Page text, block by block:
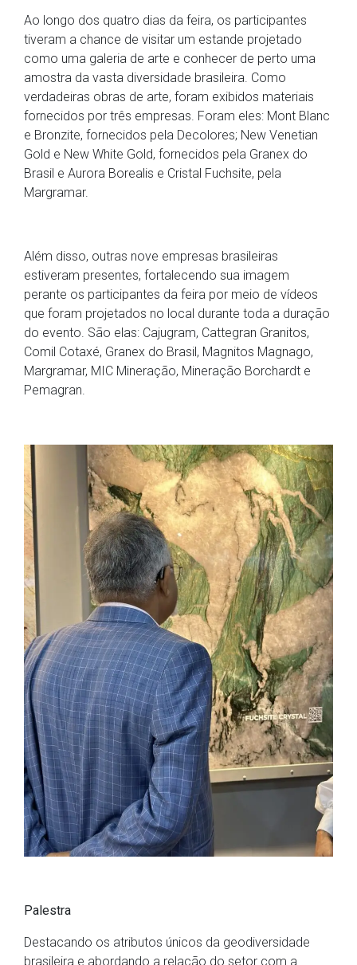
Ao longo dos quatro dias da feira, os participantes
tiveram a chance de visitar um estande projetado
como uma galeria de arte e conhecer de perto uma
amostra da vasta diversidade brasileira. Como
verdadeiras obras de arte, foram exibidos materiais
fornecidos por três empresas. Foram eles: Mont Blanc
e Bronzite, fornecidos pela Decolores; New Venetian
Gold e New White Gold, fornecidos pela Granex do
Brasil e Aurora Borealis e Cristal Fuchsite, pela
Margramar.
Além disso, outras nove empresas brasileiras
estiveram presentes, fortalecendo sua imagem
perante os participantes da feira por meio de vídeos
que foram projetados no local durante toda a duração
do evento. São elas: Cajugram, Cattegran Granitos,
Comil Cotaxé, Granex do Brasil, Magnitos Magnago,
Margramar, MIC Mineração, Mineração Borchardt e
Pemagran.
Palestra
Destacando os atributos únicos da geodiversidade
brasileira e abordando a relação do setor com a